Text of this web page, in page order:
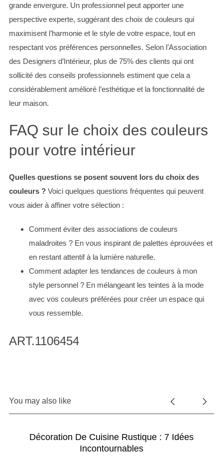
grande envergure. Un professionnel peut apporter une
perspective experte, suggérant des choix de couleurs qui
maximisent l’harmonie et le style de votre espace, tout en
respectant vos préférences personnelles. Selon l’Association
des Designers d’Intérieur, plus de 75% des clients qui ont
sollicité des conseils professionnels estiment que cela a
considérablement amélioré l’esthétique et la fonctionnalité de
leur maison.
FAQ sur le choix des couleurs
pour votre intérieur
Quelles questions se posent souvent lors du choix des
couleurs ?Voici quelques questions fréquentes qui peuvent
vous aider à affiner votre sélection :
Comment éviter des associations de couleurs
maladroites ? En vous inspirant de palettes éprouvées et
en restant attentif à la lumière naturelle.
Comment adapter les tendances de couleurs à mon
style personnel ? En mélangeant les teintes à la mode
avec vos couleurs préférées pour créer un espace qui
vous ressemble.
ART.1106454
You may also like
Décoration De Cuisine Rustique : 7 Idées
Incontournables